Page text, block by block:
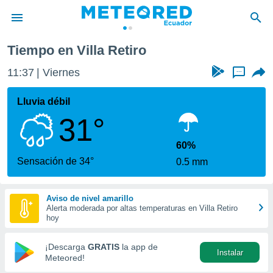
de
ha
para
que se
calidad.
a este
las
y
forma
digital
basada
Tiempo en Villa Retiro
11:37 Viernes ...
Lluvia débil
31°
Sensación de 34°
60%
0.5 mm
Aviso de nivel amarillo
Alerta moderada por altas temperaturas en Villa Retiro
hoy
¡Descarga GRATIS la app de
Meteored!
Instalar